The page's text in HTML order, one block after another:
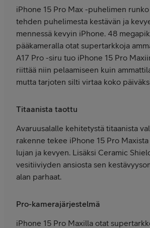
iPhone 15 Pro Max -puhelimen
tehden puhelimesta kestävän ja
mennessä kevyin iPhone. 48
pääkameralla otat supertarkkoja
A17 Pro -siru tuo iPhone 15 Pro
riittää niin pelaamiseen kuin
mutta tarjoten silti virtaa koko
Titaanista taottu
Avaruusalalle kehitetystä titaanista
rakenne tekee iPhone 15 Pro
lujan ja kevyen. Lisäksi Ceramic
vesitiiviyden ansiosta sen
alan parhaat.
Pro-kamerajärjestelmä
iPhone 15 Pro Maxilla otat